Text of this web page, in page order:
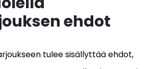
ehdot
tulee sisällyttää ehdot,